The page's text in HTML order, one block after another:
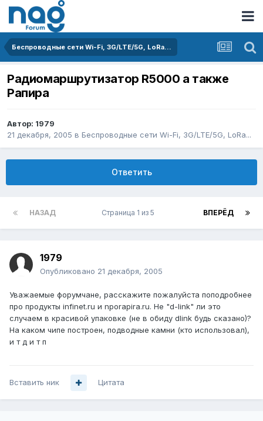
Беспроводные сети Wi-Fi, 3G/LTE/5G, LoRa...
Радиомаршрутизатор R5000 а также
Рапира
Автор: 1979
21 декабря, 2005 в Беспроводные сети Wi-Fi, 3G/LTE/5G, LoRa...
Ответить
НАЗАД ВПЕРЁД
Страница 1 из 5
1979
Опубликовано 21 декабря, 2005
Уважаемые форумчане, расскажите пожалуйста поподробнее
про продукты infinet.ru и nporapira.ru. Не "d-link" ли это
случаем в красивой упаковке (не в обиду dlink будь сказано)?
На каком чипе построен, подводные камни (кто использовал),
и т д и т п
Вставить ник Цитата